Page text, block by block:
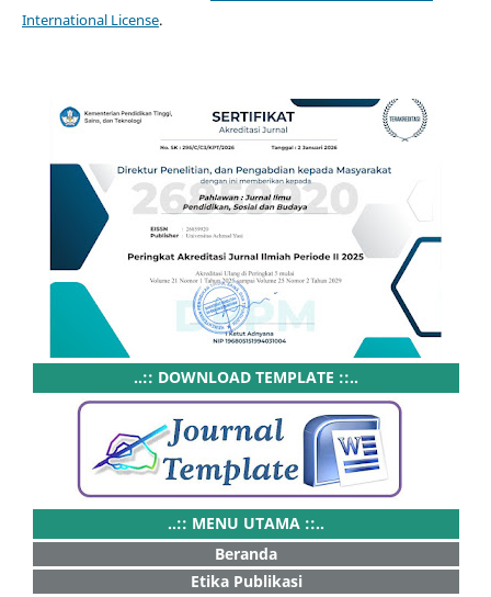
International License.
..:: DOWNLOAD TEMPLATE ::..
..:: MENU UTAMA ::..
Beranda
Etika Publikasi